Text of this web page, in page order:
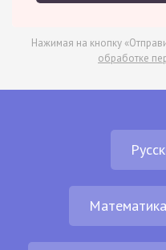
Нажимая на кнопку
обработке